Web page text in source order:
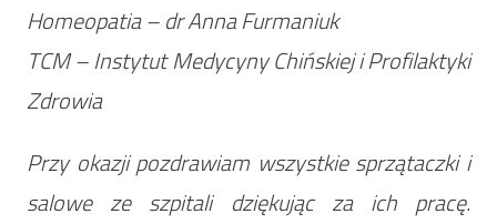
Homeopatia – dr Anna Furmaniuk
TCM – Instytut Medycyny Chińskiej i Profilaktyki
Zdrowia
Przy okazji pozdrawiam wszystkie sprzątaczki i
salowe ze szpitali dziękując za ich pracę.